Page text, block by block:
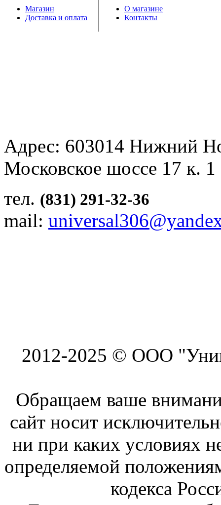
Магазин
Доставка и оплата
О магазине
Контакты
Адрес: 603014 Нижний
Московское шоссе 17 к.
тел. (831) 291-32-36
mail:
2012-2025 © ООО
Обращаем ваше
сайт носит
ни при каких условиях
определяемой
кодекса